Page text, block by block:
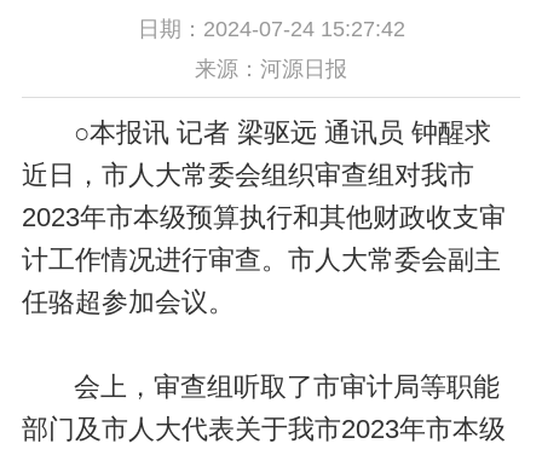
日期：2024-07-24 15:27:42
来源：河源日报
○本报讯 记者 梁驱远 通讯员 钟醒求
近日，市人大常委会组织审查组对我市
2023年市本级预算执行和其他财政收支审
计工作情况进行审查。市人大常委会副主
任骆超参加会议。
会上，审查组听取了市审计局等职能
部门及市人大代表关于我市2023年市本级